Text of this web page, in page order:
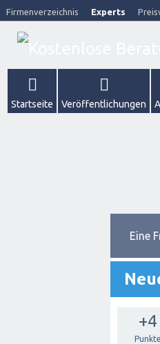
Firmenverzeichnis Experts
Startseite Veröffentlichungen
Eine
+4
Punkte